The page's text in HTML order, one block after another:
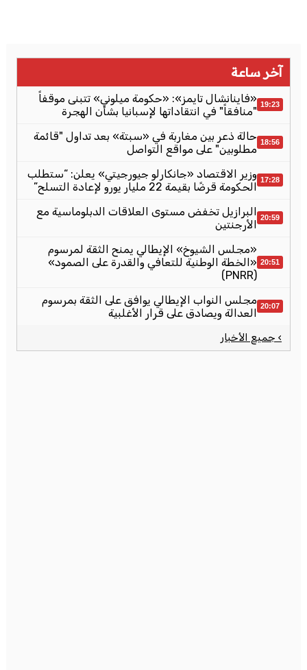
آخر ساعة
19:23 «فاينانشال تايمز»: «حكومة ميلوني» تتبنى موقفاً
"منافقاً" في انتقاداتها لإسبانيا بشأن الهجرة
18:56 حالة ذعر بين مغاربة في «سبتة» بعد تداول "قائمة
مطلوبين" على مواقع التواصل
17:28 وزير الاقتصاد «جانكارلو جيورجيتي» يعلن: “ستطلب
الحكومة قرضًا بقيمة 22 مليار يورو لإعادة التسلح”
20:59 البرازيل تخفض مستوى العلاقات الدبلوماسية مع
الأرجنتين
20:51
«مجلس الشيوخ» الإيطالي يمنح الثقة لمرسوم
«الخطة الوطنية للتعافي والقدرة على الصمود»
(PNRR)
20:07 مجلس النواب الإيطالي يوافق على الثقة بمرسوم
العدالة ويصادق على قرار الأغلبية
› جميع الأخبار